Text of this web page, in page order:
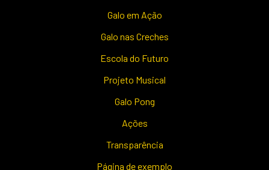
Galo em Ação
Galo nas Creches
Escola do Futuro
Projeto Musical
Galo Pong
Ações
Transparência
Página de exemplo